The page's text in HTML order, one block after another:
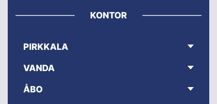
KONTOR
PIRKKALA
VANDA
ÅBO